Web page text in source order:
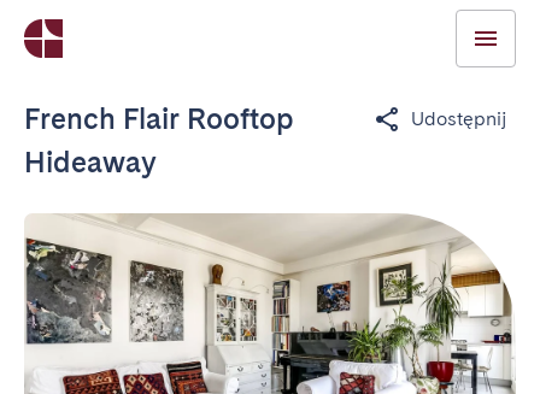
French Flair Rooftop
Hideaway
Udostępnij